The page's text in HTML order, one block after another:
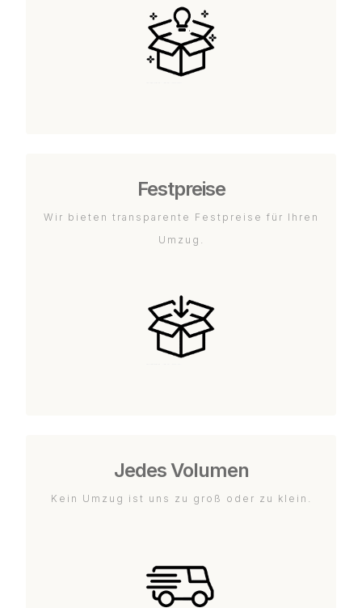
Festpreise
Wir bieten transparente Festpreise für Ihren
Umzug.
Jedes Volumen
Kein Umzug ist uns zu groß oder zu klein.